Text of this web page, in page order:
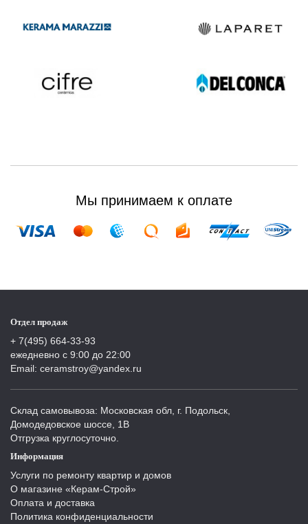
Мы принимаем к оплате
Отдел продаж
+ 7(495) 664-33-93
ежедневно с 9:00 до 22:00
Email: ceramstroy@yandex.ru
Склад самовывоза: Московская обл, г. Подольск,
Домодедовское шоссе, 1В
Отгрузка круглосуточно.
Информация
Услуги по ремонту квартир и домов
О магазине «Керам-Строй»
Оплата и доставка
Политика конфиденциальности